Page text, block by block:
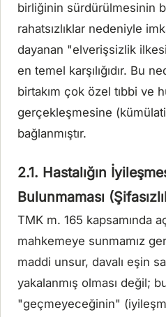
birliğinin sürdürülmesinin
rahatsızlıklar nedeniyle
dayanan "elverişsizlik
en temel karşılığıdır. Bu
birtakım çok özel tıbbi ve
gerçekleşmesine
bağlanmıştır.
2.1. Hastalığın
Bulunmaması
TMK m. 165 kapsamında
mahkemeye sunmamız
maddi unsur, davalı eşin
yakalanmış olması değil;
"geçmeyeceğinin"